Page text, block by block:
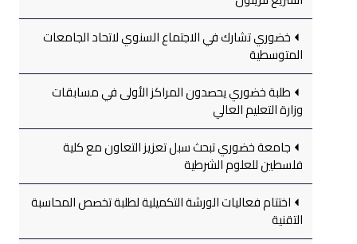
خضوري تشارك في الاجتماع السنوي لاتحاد الجامعات
المتوسطية
طلبة خضوري يحصدون المراكز الأولى في مسابقات
وزارة التعليم العالي
جامعة خضوري تبحث سبل تعزيز التعاون مع كلية
فلسطين للعلوم الشرطية
اختتام فعاليات الورشة التكميلية لطلبة تخصص المحاسبة
التقنية